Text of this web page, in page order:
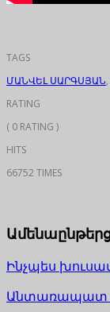
TAGS
ՄԱՆՎԵԼ ՍԱՐԳՍՅԱՆ,
RATING
( 0 RATING )
HITS
66752 TIMES
Ինչպես
Անտառապատ